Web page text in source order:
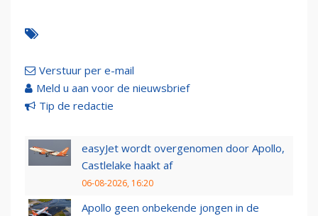
Verstuur per e-mail
Meld u aan voor de nieuwsbrief
Tip de redactie
easyJet wordt overgenomen door Apollo,
Castlelake haakt af
06-08-2026, 16:20
Apollo geen onbekende jongen in de